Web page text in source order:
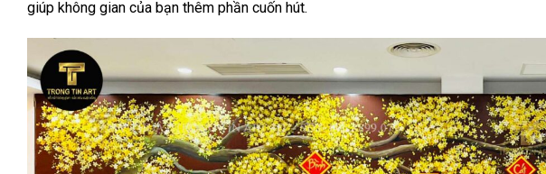
giúp không gian của bạn thêm phần cuốn hút.